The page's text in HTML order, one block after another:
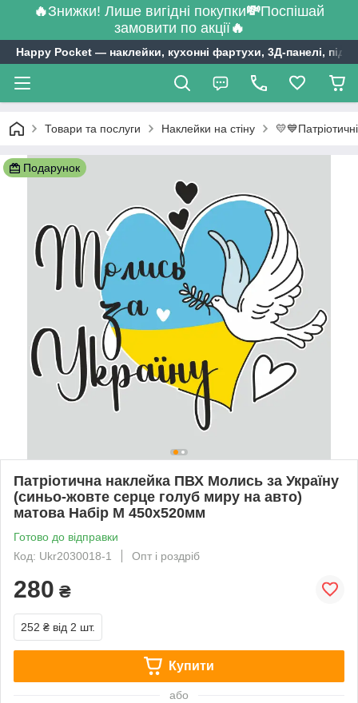
🔥Знижки! Лише вигідні покупки💸Поспішай
замовити по акції🔥
Happy Pocket ― наклейки, кухонні фартухи, 3Д-панелі,
Товари та послуги Наклейки на стіну
Подарунок
Патріотична наклейка ПВХ Молись за Україну
(синьо-жовте серце голуб миру на авто)
матова Набір М 450x520мм
Готово до відправки
Код: Ukr2030018-1
Опт і роздріб
280 ₴
252 ₴ від 2 шт.
Купити
або